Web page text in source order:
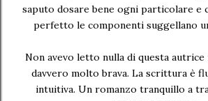
saputo dosare bene ogni particolare e
perfetto le componenti suggellano
Non avevo letto nulla di questa autrice
davvero molto brava. La scrittura è
intuitiva. Un romanzo tranquillo a